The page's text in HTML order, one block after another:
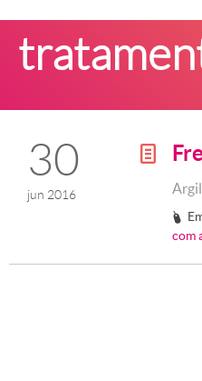
30
jun 2016
g
#
com